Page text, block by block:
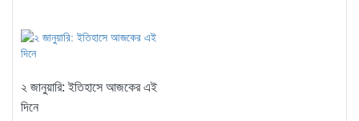
২ জানুয়ারি: ইতিহাসে আজকের এই
দিনে